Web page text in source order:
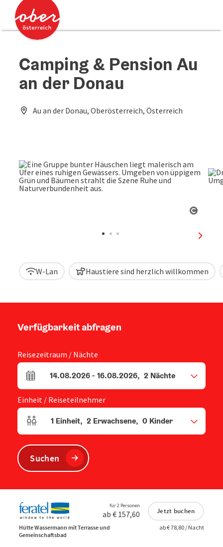
Zum Inhalt
Zum Seitenanfang
Camping & Pension Au
an der Donau
Au an der Donau, Oberösterreich, Österreich
W-Lan Haustiere sind herzlich willkommen
Verfügbarkeit abfragen
Reisezeitraum / Nächte
An- und Abreisefelder
14.08.2026- 16.08.2026, 2 Nächte
Einheit / Reiseteilnehmer
Einheitenanzahl und Personenfelder
1 Einheit, 2 Erwachsene, 0 Kinder
Suchen
für 2 Personen
ab € 157,60 Jetzt buchen
Hütte Wassermann mit Terrasse und
Gemeinschaftsbad
ab € 78,80 / Nacht